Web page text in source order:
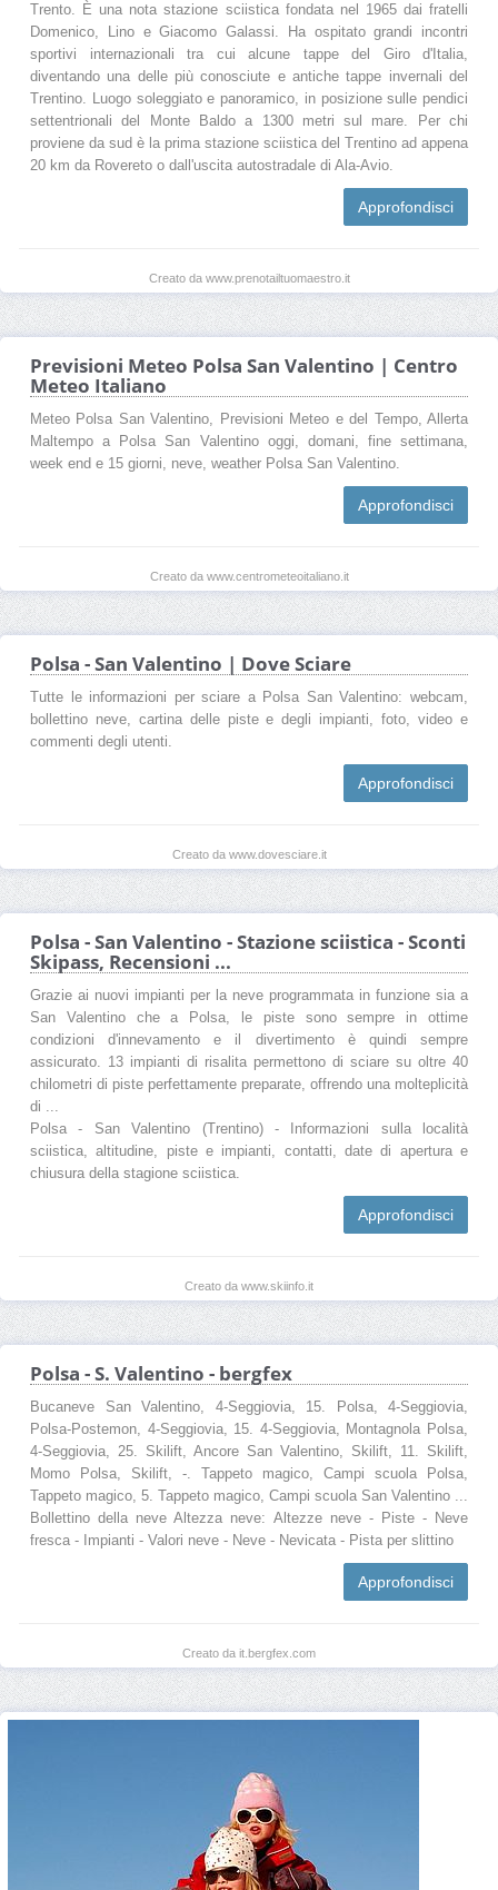
Trento. È una nota stazione sciistica fondata nel 1965 dai fratelli
Domenico, Lino e Giacomo Galassi. Ha ospitato grandi incontri
sportivi internazionali tra cui alcune tappe del Giro d'Italia,
diventando una delle più conosciute e antiche tappe invernali del
Trentino. Luogo soleggiato e panoramico, in posizione sulle pendici
settentrionali del Monte Baldo a 1300 metri sul mare. Per chi
proviene da sud è la prima stazione sciistica del Trentino ad appena
20 km da Rovereto o dall'uscita autostradale di Ala-Avio.
Approfondisci
Creato da www.prenotailtuomaestro.it
Previsioni Meteo Polsa San Valentino | Centro
Meteo Italiano
Meteo Polsa San Valentino, Previsioni Meteo e del Tempo, Allerta
Maltempo a Polsa San Valentino oggi, domani, fine settimana,
week end e 15 giorni, neve, weather Polsa San Valentino.
Approfondisci
Creato da www.centrometeoitaliano.it
Polsa - San Valentino | Dove Sciare
Tutte le informazioni per sciare a Polsa San Valentino: webcam,
bollettino neve, cartina delle piste e degli impianti, foto, video e
commenti degli utenti.
Approfondisci
Creato da www.dovesciare.it
Polsa - San Valentino - Stazione sciistica - Sconti
Skipass, Recensioni ...
Grazie ai nuovi impianti per la neve programmata in funzione sia a
San Valentino che a Polsa, le piste sono sempre in ottime
condizioni d'innevamento e il divertimento è quindi sempre
assicurato. 13 impianti di risalita permettono di sciare su oltre 40
chilometri di piste perfettamente preparate, offrendo una molteplicità
di ...
Polsa - San Valentino (Trentino) - Informazioni sulla località
sciistica, altitudine, piste e impianti, contatti, date di apertura e
chiusura della stagione sciistica.
Approfondisci
Creato da www.skiinfo.it
Polsa - S. Valentino - bergfex
Bucaneve San Valentino, 4-Seggiovia, 15. Polsa, 4-Seggiovia,
Polsa-Postemon, 4-Seggiovia, 15. 4-Seggiovia, Montagnola Polsa,
4-Seggiovia, 25. Skilift, Ancore San Valentino, Skilift, 11. Skilift,
Momo Polsa, Skilift, -. Tappeto magico, Campi scuola Polsa,
Tappeto magico, 5. Tappeto magico, Campi scuola San Valentino ...
Bollettino della neve Altezza neve: Altezze neve - Piste - Neve
fresca - Impianti - Valori neve - Neve - Nevicata - Pista per slittino
Approfondisci
Creato da it.bergfex.com